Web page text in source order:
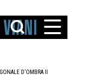
D‘OMBRA II